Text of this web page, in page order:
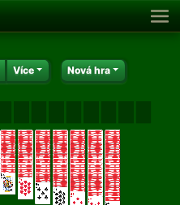
Více Nová hra